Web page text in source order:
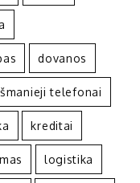
dovanos
telefonai
kreditai
logistika